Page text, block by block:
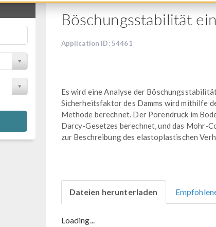
Böschungsstabilität
Application ID: 54461
Es wird eine Analyse der
Sicherheitsfaktor des Damms wird mithilfe
Methode berechnet. Der Porendruck im
Darcy-Gesetzes berechnet, und das Mohr-
zur Beschreibung des elastoplastischen
Dateien herunterladen
Loading...